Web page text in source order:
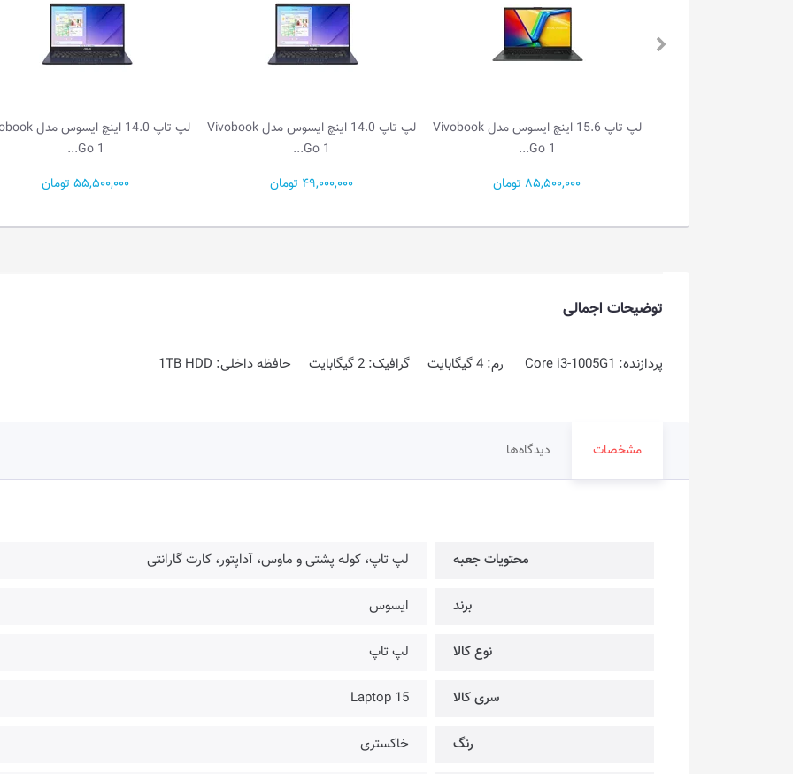
لپ تاپ 14.0 اینچ ایسوس مدل Vivobook
Go 1...
49,000,000 تومان
لپ تاپ 14.0 اینچ ایسوس مدل Vivobook
Go 1...
55,500,000 تومان
Ga...
281,400,000 تومان
توضیحات اجمالی
پردازنده: Core i3-1005G1 رم: 4 گیگابایت گرافیک: 2 گیگابایت حافظه داخلی: 1TB HDD
مشخصات دیدگاه‌ها
محتویات جعبه لپ تاپ، کوله پشتی و ماوس، آداپتور، کارت گارانتی
برند ایسوس
نوع کالا لپ تاپ
سری کالا Laptop 15
رنگ خاکستری